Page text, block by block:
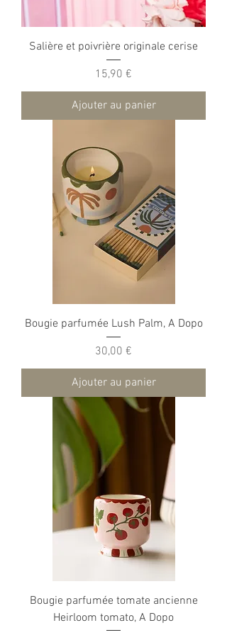
Salière et poivrière originale cerise
Prix
15,90 €
Ajouter au panier
Bougie parfumée Lush Palm, A Dopo
Prix
30,00 €
Ajouter au panier
Bougie parfumée tomate ancienne
Heirloom tomato, A Dopo